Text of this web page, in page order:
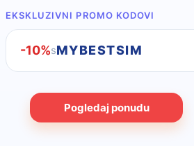
EKSKLUZIVNI PROMO KODOVI
-10%sMYBESTSIM
Pogledaj ponudu